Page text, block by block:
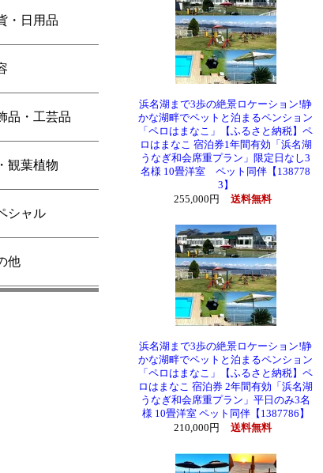
浜名湖まで3歩の絶景ロケーション!静
かな湖畔でペットと泊まるペンション
「ペロはまなこ」【ふるさと納税】ペ
ロはまなこ 宿泊券1年間有効「浜名湖
うなぎ和会席重プラン」限定日なし3
名様 10畳洋室 ペット同伴【138778
3】
255,000円
送料無料
浜名湖まで3歩の絶景ロケーション!静
かな湖畔でペットと泊まるペンション
「ペロはまなこ」【ふるさと納税】ペ
ロはまなこ 宿泊券 2年間有効「浜名湖
うなぎ和会席重プラン」平日のみ3名
様 10畳洋室 ペット同伴【1387786】
210,000円
送料無料